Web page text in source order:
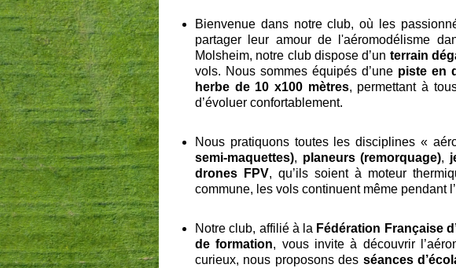
Bienvenue dans notre club, où les
partager leur amour de l'aéromodélisme
Molsheim, notre club dispose d’un terrain
vols. Nous sommes équipés d’une piste en
herbe de 10 x100 mètres, permettant à
d’évoluer confortablement.
Nous pratiquons toutes les disciplines «
semi-maquettes), planeurs (remorquage),
drones FPV, qu’ils soient à moteur
commune, les vols continuent même pendant
Notre club, affilié à la Fédération Française
de formation, vous invite à découvrir
curieux, nous proposons des séances